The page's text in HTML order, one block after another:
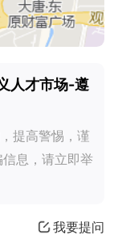
人才市场-遵
提高警惕，谨
息，请立即举
我要提问